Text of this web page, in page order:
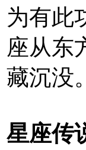
为有此
座从东
藏沉没
星座传